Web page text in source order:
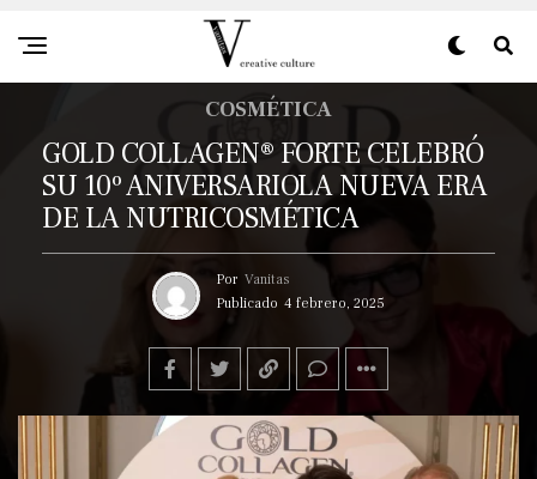
COSMÉTICA
GOLD COLLAGEN® FORTE CELEBRÓ
SU 10º ANIVERSARIOLA NUEVA ERA
DE LA NUTRICOSMÉTICA
Por Vanitas
Publicado 4 febrero, 2025